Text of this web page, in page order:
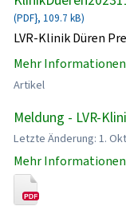
(PDF}, 109.7 kB)
LVR-Klinik Düren
Mehr Informationen
Artikel
Meldung - LVR-
Letzte Änderung: 1.
Mehr Informationen